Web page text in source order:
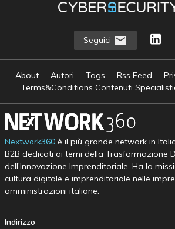
Seguici
About Autori Tags Rss Feed
Terms&Conditions Contenuti
Nextwork360è il più grande network in
B2B dedicati ai temi della Trasformazione
dell’Innovazione Imprenditoriale. Ha la
cultura digitale e imprenditoriale nelle
amministrazioni italiane.
Indirizzo